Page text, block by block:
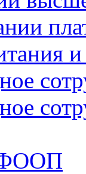
ФООП